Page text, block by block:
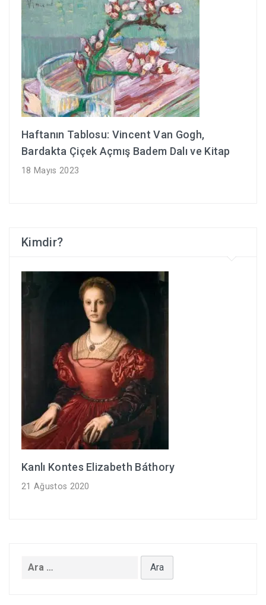
Haftanın Tablosu: Vincent Van Gogh,
Bardakta Çiçek Açmış Badem Dalı ve Kitap
18 Mayıs 2023
Kimdir?
Kanlı Kontes Elizabeth Báthory
21 Ağustos 2020
Arama: